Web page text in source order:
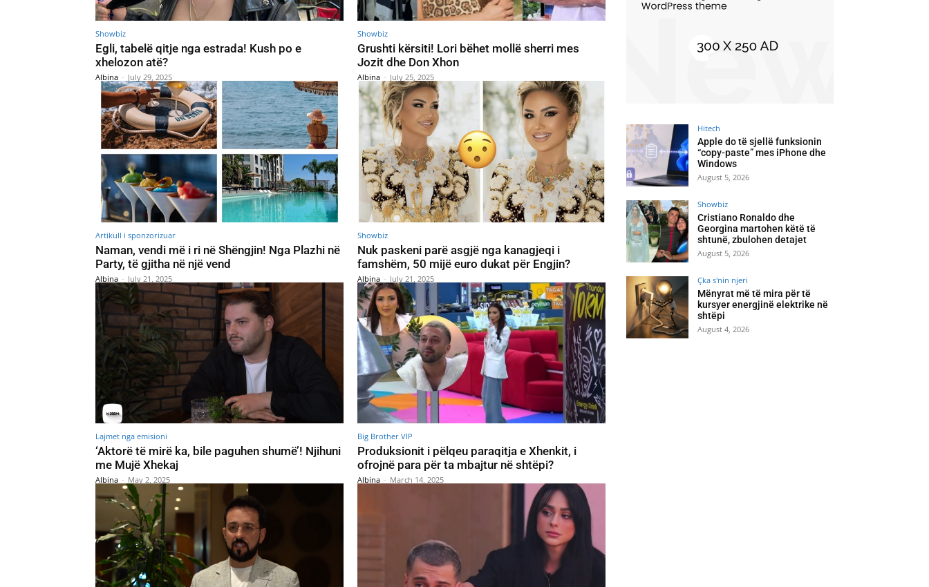
Showbiz
Egli, tabelë qitje nga estrada! Kush po e
xhelozon atë?
Albina - July 29, 2025
Showbiz
Grushti kërsiti! Lori bëhet mollë sherri mes
Jozit dhe Don Xhon
Albina - July 25, 2025
Artikull i sponzorizuar
Naman, vendi më i ri në Shëngjin! Nga Plazhi në
Party, të gjitha në një vend
Albina - July 21, 2025
Showbiz
Nuk paskeni parë asgjë nga kanagjeqi i
famshëm, 50 mijë euro dukat për Engjin?
Albina - July 21, 2025
Lajmet nga emisioni
‘Aktorë të mirë ka, bile paguhen shumë’! Njihuni
me Mujë Xhekaj
Albina - May 2, 2025
Big Brother VIP
Produksionit i pëlqeu paraqitja e Xhenkit, i
ofrojnë para për ta mbajtur në shtëpi?
Albina - March 14, 2025
Hitech
Apple do të sjellë funksionin
“copy-paste” mes iPhone dhe
Windows
August 5, 2026
Showbiz
Cristiano Ronaldo dhe
Georgina martohen këtë të
shtunë, zbulohen detajet
August 5, 2026
Çka s'nin njeri
Mënyrat më të mira për të
kursyer energjinë elektrike në
shtëpi
August 4, 2026